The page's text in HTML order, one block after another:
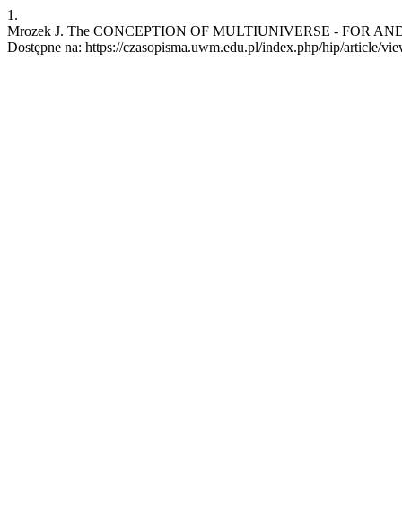
1.
Mrozek J. The CONCEPTION OF MULTIUNIVERSE - FOR
Dostępne na: https://czasopisma.uwm.edu.pl/index.php/hip/article/